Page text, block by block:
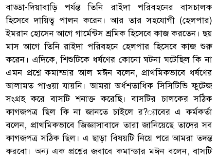
বাড্ডা-দিয়াবাড়ি পর্যন্ত তিনি রাইদা পরিবহনের বাসচালক
হিসেবে দায়িত্ব পালন করেন। আর তার সহযোগী (হেলপার)
ইমরান হোসেন আগে গার্মেন্টস শ্রমিক হিসেবে কাজ করতেন। ছয়
মাস আগে তিনি রাইদা পরিবহনে হেলপার হিসেবে কাজ শুরু
করেন। এদিকে, শিশুটিকে ধর্ষণের কোনো ঘটনা ঘটেছিল কি না
এমন প্রশ্নে কমান্ডার আল মঈন বলেন, প্রাথমিকভাবে ধর্ষণের
আলামত পাওয়া যায়নি। আমরা অর্ধশতাধিক সিসিটিভি ফুটেজ
সংগ্রহ করে বাসটি শনাক্ত করেছি। বাসটির চালকের সঠিক
কাগজপত্র ছিল কি না জানতে চাইলে র?্যাবের এ কর্মকর্তা
বলেন, প্রাথমিকভাবে জিজ্ঞাসাবাদে তারা জানিয়েছে তাদের সব
কাগজপত্র সঠিক ছিল। এ ছাড়া বিষয়টি নিয়ে পরে আমরা তদন্ত
করবো। অন্য এক প্রশ্নের জবাবে কমান্ডার মঈন বলেন, বাসটি